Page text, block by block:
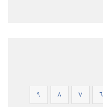
٢٠١٩)‏
٦ ٧ ٨
٩